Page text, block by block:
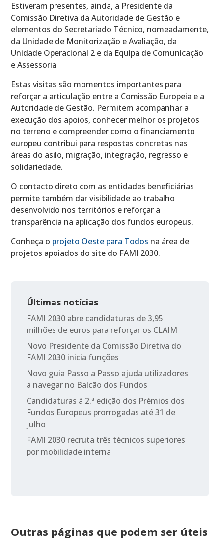
Estiveram presentes, ainda, a Presidente da
Comissão Diretiva da Autoridade de Gestão e
elementos do Secretariado Técnico, nomeadamente,
da Unidade de Monitorização e Avaliação, da
Unidade Operacional 2 e da Equipa de Comunicação
e Assessoria
Estas visitas são momentos importantes para
reforçar a articulação entre a Comissão Europeia e a
Autoridade de Gestão. Permitem acompanhar a
execução dos apoios, conhecer melhor os projetos
no terreno e compreender como o financiamento
europeu contribui para respostas concretas nas
áreas do asilo, migração, integração, regresso e
solidariedade.
O contacto direto com as entidades beneficiárias
permite também dar visibilidade ao trabalho
desenvolvido nos territórios e reforçar a
transparência na aplicação dos fundos europeus.
Conheça o projeto Oeste para Todos na área de
projetos apoiados do site do FAMI 2030.
Últimas notícias
FAMI 2030 abre candidaturas de 3,95
milhões de euros para reforçar os CLAIM
Novo Presidente da Comissão Diretiva do
FAMI 2030 inicia funções
Novo guia Passo a Passo ajuda utilizadores
a navegar no Balcão dos Fundos
Candidaturas à 2.ª edição dos Prémios dos
Fundos Europeus prorrogadas até 31 de
julho
FAMI 2030 recruta três técnicos superiores
por mobilidade interna
Outras páginas que podem ser úteis